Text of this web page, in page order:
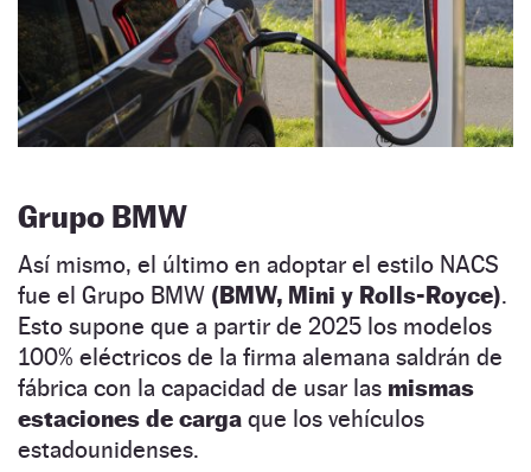
Grupo BMW
Así mismo, el último en adoptar el estilo NACS
fue el Grupo BMW (BMW, Mini y Rolls-Royce).
Esto supone que a partir de 2025 los modelos
100% eléctricos de la firma alemana saldrán de
fábrica con la capacidad de usar las mismas
estaciones de carga que los vehículos
estadounidenses.